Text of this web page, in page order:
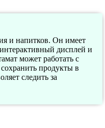
и напитков. Он имеет
дисплей и
может работать с
продукты в
следить за